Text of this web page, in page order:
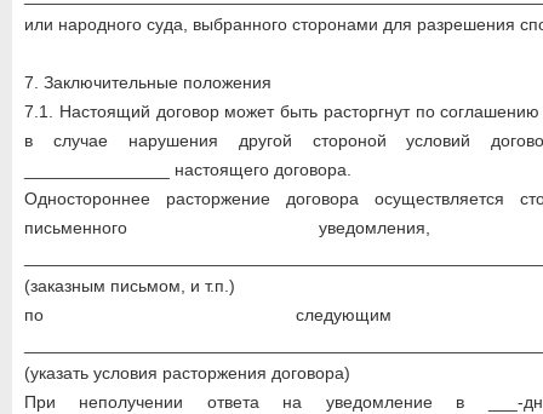
или народного суда, выбранного сторонами для разрешения
7. Заключительные положения
7.1. Настоящий договор может быть расторгнут по
в случае нарушения другой стороной условий
_______________ настоящего договора.
Одностороннее расторжение договора осуществляется
письменного уведомления,
(заказным письмом, и т.п.)
по следующим
(указать условия расторжения договора)
При неполучении ответа на уведомление в ___-